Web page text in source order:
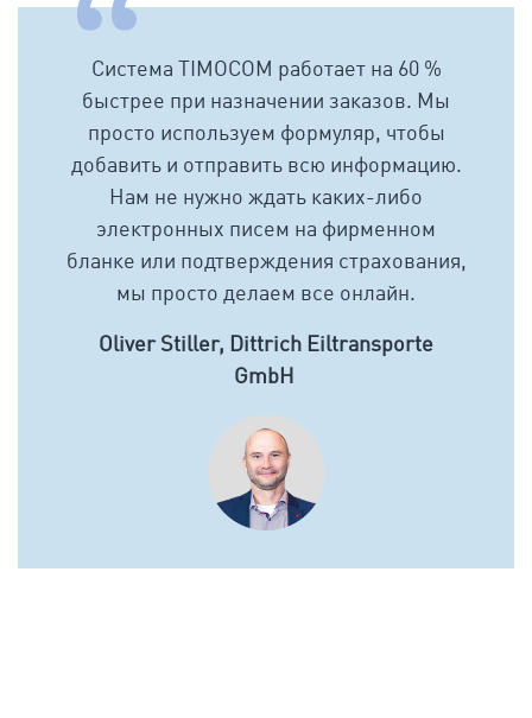
Система TIMOCOM работает на 60 %
быстрее при назначении заказов. Мы
просто используем формуляр, чтобы
добавить и отправить всю информацию.
Нам не нужно ждать каких-либо
электронных писем на фирменном
бланке или подтверждения страхования,
мы просто делаем все онлайн.
Oliver Stiller, Dittrich Eiltransporte
GmbH